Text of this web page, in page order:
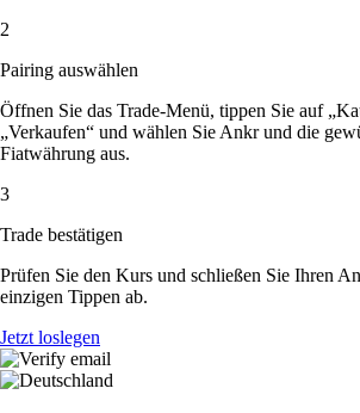
2
Pairing auswählen
Öffnen Sie das Trade-Menü, tippen Sie auf
„Verkaufen“ und wählen Sie Ankr und die
Fiatwährung aus.
3
Trade bestätigen
Prüfen Sie den Kurs und schließen Sie Ihren
einzigen Tippen ab.
Jetzt loslegen